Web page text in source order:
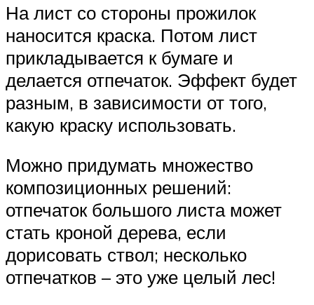
На лист со стороны прожилок
наносится краска. Потом лист
прикладывается к бумаге и
делается отпечаток. Эффект будет
разным, в зависимости от того,
какую краску использовать.
Можно придумать множество
композиционных решений:
отпечаток большого листа может
стать кроной дерева, если
дорисовать ствол; несколько
отпечатков – это уже целый лес!